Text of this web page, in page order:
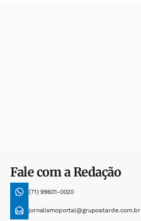
Fale com a Redação
(71) 99601-0020
jornalismoportal@grupoatarde.com.br